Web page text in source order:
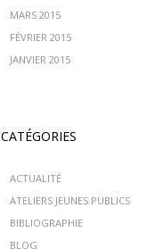
MARS 2015
FÉVRIER 2015
JANVIER 2015
CATÉGORIES
ACTUALITÉ
ATELIERS JEUNES PUBLICS
BIBLIOGRAPHIE
BLOG